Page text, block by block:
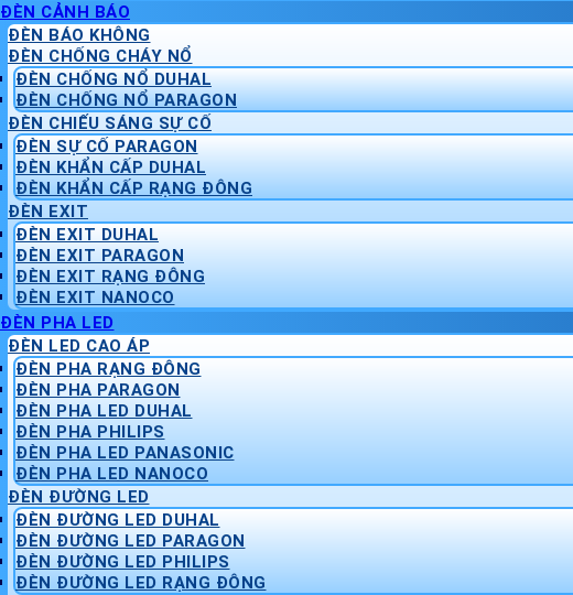
ĐÈN CẢNH BÁO
ĐÈN BÁO KHÔNG
ĐÈN CHỐNG CHÁY NỔ
ĐÈN CHỐNG NỔ DUHAL
ĐÈN CHỐNG NỔ PARAGON
ĐÈN CHIẾU SÁNG SỰ CỐ
ĐÈN SỰ CỐ PARAGON
ĐÈN KHẨN CẤP DUHAL
ĐÈN KHẨN CẤP RẠNG ĐÔNG
ĐÈN EXIT
ĐÈN EXIT DUHAL
ĐÈN EXIT PARAGON
ĐÈN EXIT RẠNG ĐÔNG
ĐÈN EXIT NANOCO
ĐÈN PHA LED
ĐÈN LED CAO ÁP
ĐÈN PHA RẠNG ĐÔNG
ĐÈN PHA PARAGON
ĐÈN PHA LED DUHAL
ĐÈN PHA PHILIPS
ĐÈN PHA LED PANASONIC
ĐÈN PHA LED NANOCO
ĐÈN ĐƯỜNG LED
ĐÈN ĐƯỜNG LED DUHAL
ĐÈN ĐƯỜNG LED PARAGON
ĐÈN ĐƯỜNG LED PHILIPS
ĐÈN ĐƯỜNG LED RẠNG ĐÔNG